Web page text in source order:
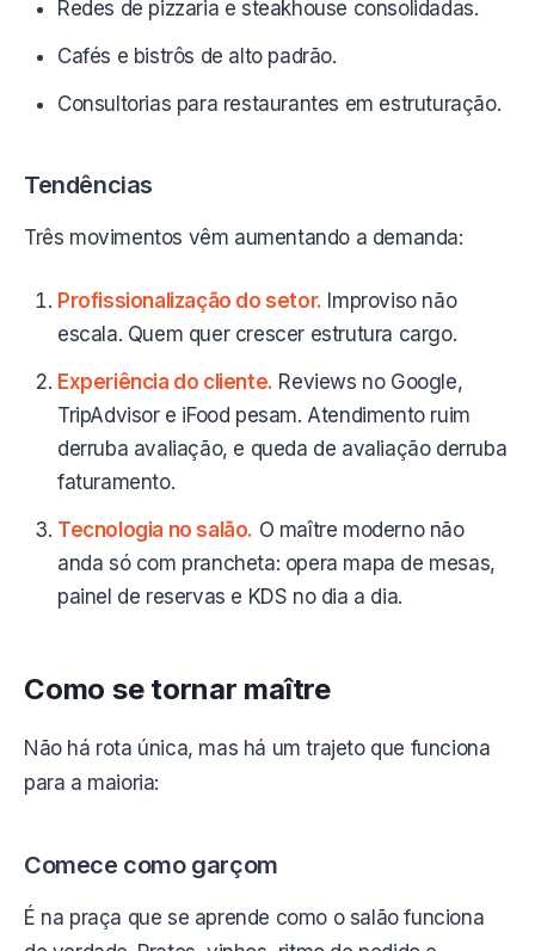
Redes de pizzaria e steakhouse consolidadas.
Cafés e bistrôs de alto padrão.
Consultorias para restaurantes em estruturação.
Tendências
Três movimentos vêm aumentando a demanda:
Profissionalização do setor. Improviso não
escala. Quem quer crescer estrutura cargo.
Experiência do cliente. Reviews no Google,
TripAdvisor e iFood pesam. Atendimento ruim
derruba avaliação, e queda de avaliação derruba
faturamento.
Tecnologia no salão. O maître moderno não
anda só com prancheta: opera mapa de mesas,
painel de reservas e KDS no dia a dia.
Como se tornar maître
Não há rota única, mas há um trajeto que funciona
para a maioria:
Comece como garçom
É na praça que se aprende como o salão funciona